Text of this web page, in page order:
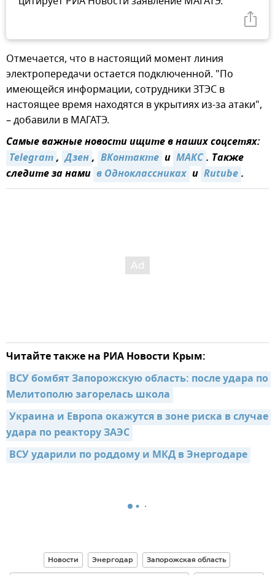
Отмечается, что в настоящий момент линия
электропередачи остается подключенной. "По
имеющейся информации, сотрудники ЗТЭС в
настоящее время находятся в укрытиях из-за атаки",
– добавили в МАГАТЭ.
Самые важные новости ищите в наших соцсетях:
Telegram, Дзен, ВКонтакте и МАКС. Также
следите за нами в Одноклассниках и Rutube.
Читайте также на РИА Новости Крым:
ВСУ бомбят Запорожскую область: после удара по
Мелитополю загорелась школа
Украина и Европа окажутся в зоне риска в случае
удара по реактору ЗАЭС
ВСУ ударили по роддому и МКД в Энергодаре
Новости Энергодар Запорожская область